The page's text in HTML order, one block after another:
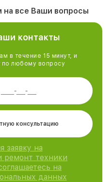
на все Ваши вопросы
контакты
в течение 15 минут, и
по любому вопросу
консультацию
заявку на
ремонт техники
на
данных